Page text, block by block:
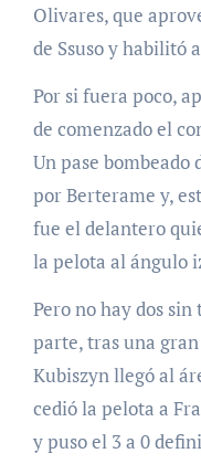
Olivares, que
de Ssuso y habilitó
Por si fuera poco,
de comenzado el
Un pase
por Berterame y,
fue el delantero
la pelota al ángulo
Pero no hay dos sin
parte, tras una
Kubiszyn llegó al
cedió la pelota a
y puso el 3 a 0